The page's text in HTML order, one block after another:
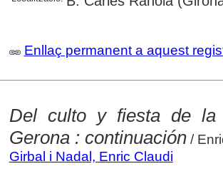
Enllaç permanent a aquest
Del culto y fiesta de la
Gerona : continuación/
Girbal i Nadal, Enric Claudi